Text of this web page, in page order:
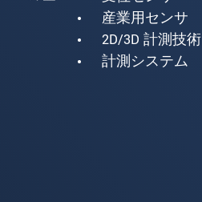
産業用センサ
2D/3D 計測技術
計測システム